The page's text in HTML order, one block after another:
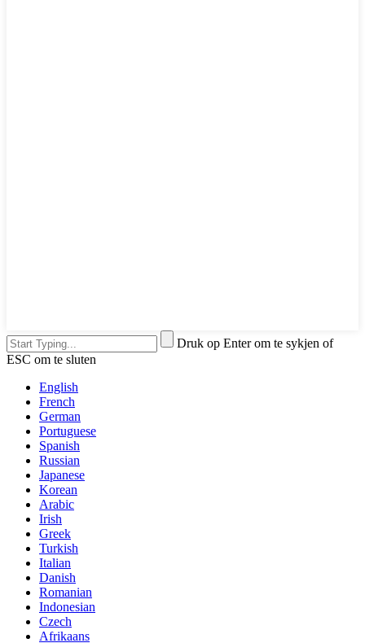
Druk op Enter om te sykjen of
ESC om te sluten
English
French
German
Portuguese
Spanish
Russian
Japanese
Korean
Arabic
Irish
Greek
Turkish
Italian
Danish
Romanian
Indonesian
Czech
Afrikaans